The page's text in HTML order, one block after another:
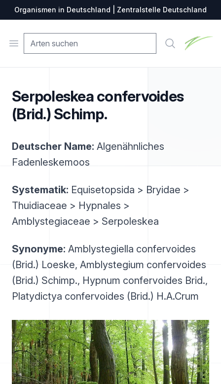
Organismen in Deutschland | Zentralstelle Deutschland
Open menu Suche
Serpoleskea confervoides
(Brid.) Schimp.
Deutscher Name: Algenähnliches
Fadenleskemoos
Systematik: Equisetopsida > Bryidae >
Thuidiaceae > Hypnales >
Amblystegiaceae > Serpoleskea
Synonyme: Amblystegiella confervoides
(Brid.) Loeske, Amblystegium confervoides
(Brid.) Schimp., Hypnum confervoides Brid.,
Platydictya confervoides (Brid.) H.A.Crum